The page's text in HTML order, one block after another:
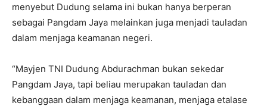
menyebut Dudung selama ini bukan hanya berperan
sebagai Pangdam Jaya melainkan juga menjadi tauladan
dalam menjaga keamanan negeri.
“Mayjen TNI Dudung Abdurachman bukan sekedar
Pangdam Jaya, tapi beliau merupakan tauladan dan
kebanggaan dalam menjaga keamanan, menjaga etalase